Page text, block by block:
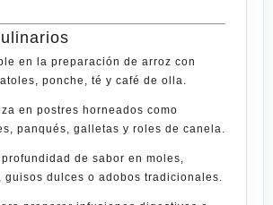
en la preparación de arroz con
ponche, té y café de olla
en postres horneados como
panqués, galletas y roles de canela.
de sabor en moles,
guisos dulces o adobos tradicionales